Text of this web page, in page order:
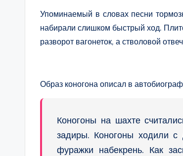
Упоминаемый в словах песни
набирали слишком быстрый ход.
разворот вагонеток, а стволовой
Образ коногона описал в
Коногоны на шахте
задиры. Коногоны ходили
фуражки набекрень. Как